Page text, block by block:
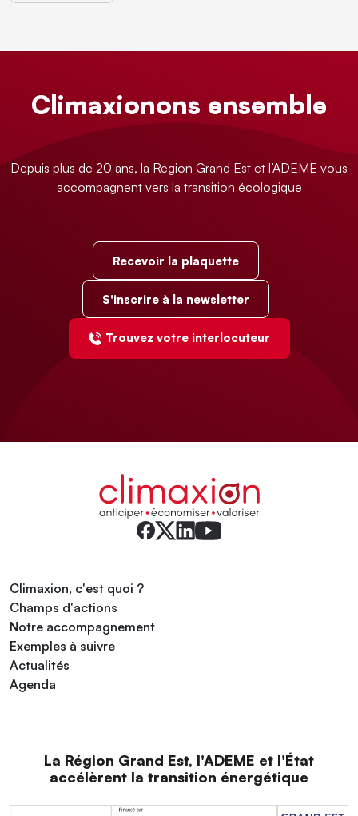
Climaxionons ensemble
Depuis plus de 20 ans, la Région Grand Est et l’ADEME vous
accompagnent vers la transition écologique
Recevoir la plaquette
S'inscrire à la newsletter
Trouvez votre interlocuteur
Climaxion, c'est quoi ?
Champs d'actions
Notre accompagnement
Exemples à suivre
Actualités
Agenda
La Région Grand Est, l'ADEME et l'État
accélèrent la transition énergétique